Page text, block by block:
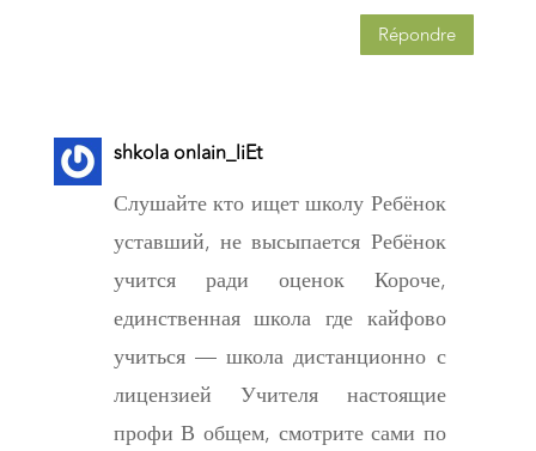
Répondre
shkola onlain_liEt
Слушайте кто ищет школу Ребёнок
уставший, не высыпается Ребёнок
учится ради оценок Короче,
единственная школа где кайфово
учиться — школа дистанционно с
лицензией Учителя настоящие
профи В общем, смотрите сами по